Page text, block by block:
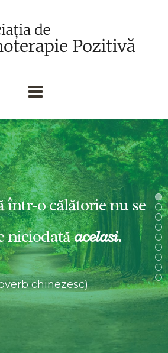
într-o călătorie nu se
niciodatăacelaşi.
chinezesc)